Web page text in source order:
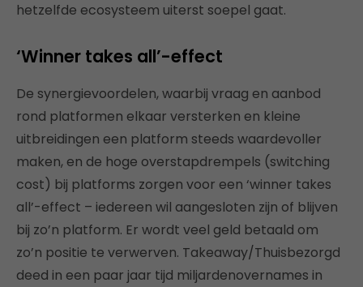
hetzelfde ecosysteem uiterst soepel gaat.
‘Winner takes all’-effect
De synergievoordelen, waarbij vraag en aanbod
rond platformen elkaar versterken en kleine
uitbreidingen een platform steeds waardevoller
maken, en de hoge overstapdrempels (switching
cost) bij platforms zorgen voor een ‘winner takes
all’-effect – iedereen wil aangesloten zijn of blijven
bij zo’n platform. Er wordt veel geld betaald om
zo’n positie te verwerven. Takeaway/Thuisbezorgd
deed in een paar jaar tijd miljardenovernames in